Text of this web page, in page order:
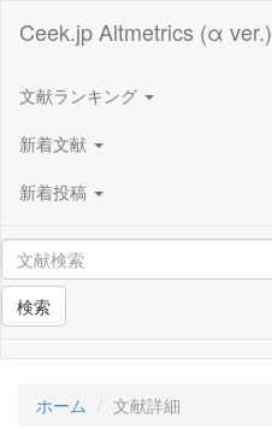
Ceek.jp Altmetrics (α ver.)
文献ランキング
新着文献
新着投稿
検索
ホーム 文献詳細